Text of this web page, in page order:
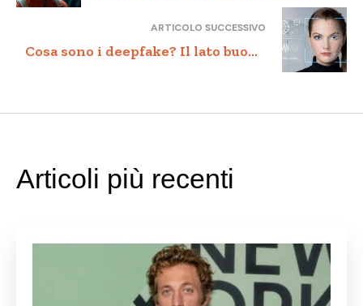
curiosità, fiducia e timori di un
Paese che inizia a farci i conti
ARTICOLO SUCCESSIVO
Cosa sono i deepfake? Il lato buono
Articoli più recenti